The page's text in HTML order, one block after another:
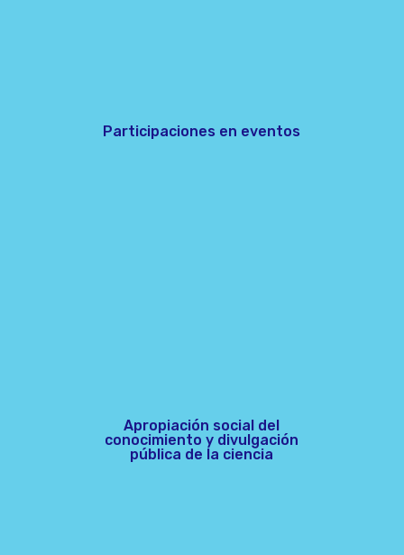
Participaciones en eventos
Apropiación social del
conocimiento y divulgación
pública de la ciencia